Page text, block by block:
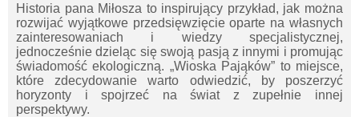
Historia pana Miłosza to inspirujący przykład, jak można
rozwijać wyjątkowe przedsięwzięcie oparte na własnych
zainteresowaniach i wiedzy specjalistycznej,
jednocześnie dzieląc się swoją pasją z innymi i promując
świadomość ekologiczną. „Wioska Pająków” to miejsce,
które zdecydowanie warto odwiedzić, by poszerzyć
horyzonty i spojrzeć na świat z zupełnie innej
perspektywy.